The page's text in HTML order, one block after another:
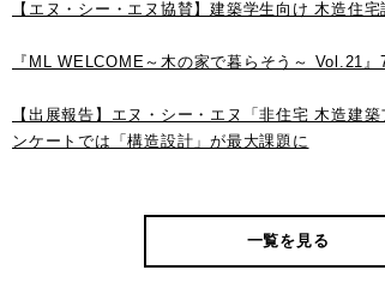
【エヌ・シー・エヌ協賛】建築学生向け 木造住
『ML WELCOME～木の家で暮らそう～ Vol.21』
【出展報告】エヌ・シー・エヌ「非住宅 木造建
ンケートでは「構造設計」が最大課題に
一覧を見る